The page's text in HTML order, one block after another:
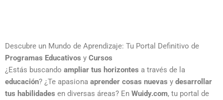
Descubre un Mundo de Aprendizaje: Tu Portal Definitivo de
Programas Educativos y Cursos
¿Estás buscando ampliar tus horizontes a través de la
educación? ¿Te apasiona aprender cosas nuevas y desarrollar
tus habilidades en diversas áreas? En Wuidy.com, tu portal de